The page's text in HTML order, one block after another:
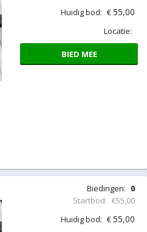
Huidig bod: €55,00
Locatie:
BIED MEE
Biedingen: 0
Startbod: €55,00
Huidig bod: €55,00